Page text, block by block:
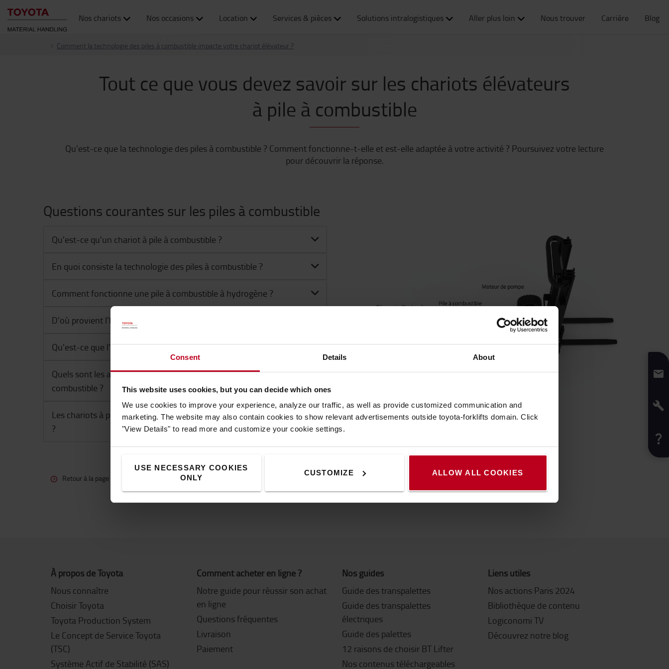
Consent Details About
This website uses cookies, but you can decide which ones
We use cookies to improve your experience, analyze our traffic, as well as provide customized communication and
marketing. The website may also contain cookies to show relevant advertisements outside toyota-forklifts domain. Click
"View Details" to read more and customize your cookie settings.
USE NECESSARY COOKIES
ONLY
CUSTOMIZE ALLOW ALL COOKIES
Nos chariots Nos occasions Location Services & pièces Solutions intralogistiques Aller plus loin Nous trouver Carrière Blog
Comment la technologie des piles à combustible impacte votre chariot élévateur ?
Tout ce que vous devez savoir sur les chariots élévateurs
à pile à combustible
Qu'est-ce que la technologie des piles à combustible ? Comment fonctionne-t-elle et est-elle adaptée à votre activité ? Poursuivez votre lecture
pour découvrir la réponse.
Questions courantes sur les piles à combustible
Qu'est-ce qu'un chariot à pile à combustible ?
En quoi consiste la technologie des piles à combustible ?
Comment fonctionne une pile à combustible à hydrogène ?
D'où provient l'hydrogène ?
Qu'est-ce que l'hydrogène vert ?
Quels sont les avantages des chariots élévateurs à pile à
combustible ?
Les chariots à pile à combustible sont-ils adaptés à mon installation
?
Retour à la page Piles à combustible
À propos de Toyota
Nous connaître
Choisir Toyota
Toyota Production System
Le Concept de Service Toyota
(TSC)
Système Actif de Stabilité (SAS)
Comment acheter en ligne ?
Notre guide pour réussir son achat
en ligne
Questions fréquentes
Livraison
Paiement
Nos guides
Guide des transpalettes
Guide des transpalettes
électriques
Guide des palettes
12 raisons de choisir BT Lifter
Nos contenus téléchargeables
Liens utiles
Nos actions Paris 2024
Bibliothèque de contenu
Logiconomi TV
Découvrez notre blog